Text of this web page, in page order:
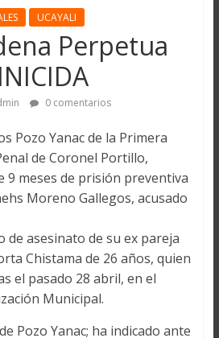
UCAYALI
Perpetua
0 comentarios
Pozo Yanac de la Primera
de Coronel Portillo,
9 meses de prisión preventiva
Moreno Gallegos, acusado
de asesinato de su ex pareja
Chistama de 26 años, quien
el pasado 28 abril, en el
Municipal.
Pozo Yanac; ha indicado ante